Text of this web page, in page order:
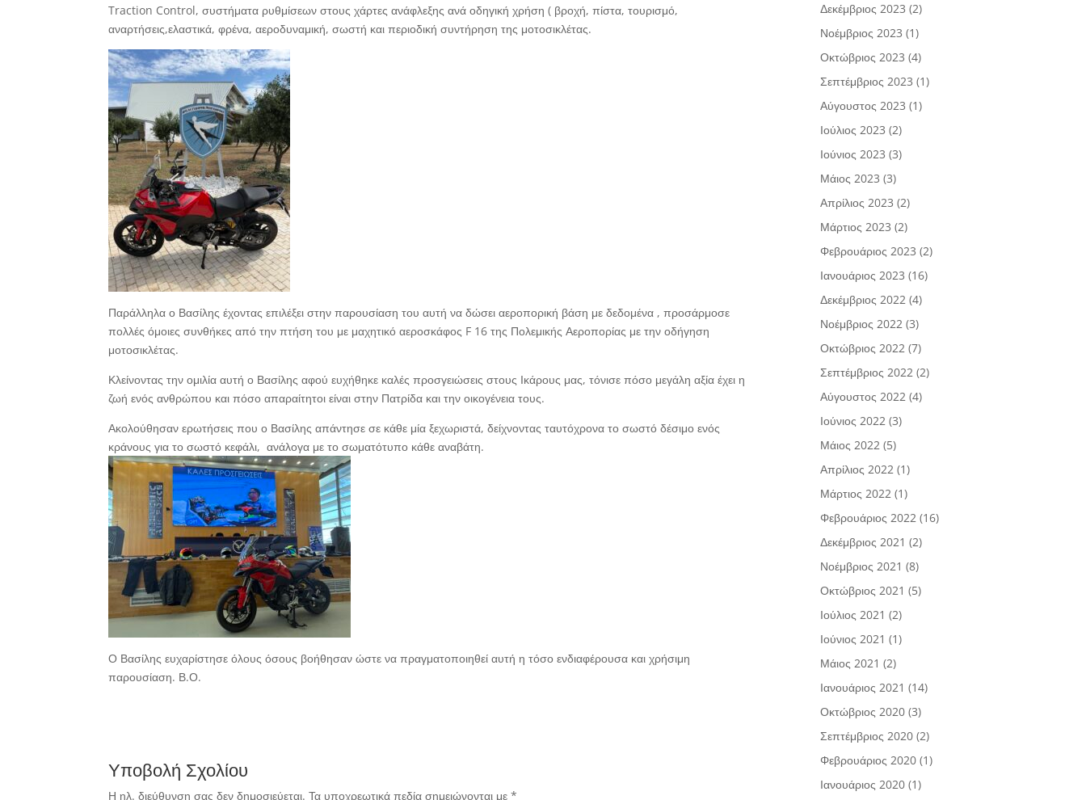
Traction Control, συστήματα ρυθμίσεων στους χάρτες ανάφλεξης ανά οδηγική χρήση ( βροχή, πίστα, τουρισμό,
αναρτήσεις,ελαστικά, φρένα, αεροδυναμική, σωστή και περιοδική συντήρηση της μοτοσικλέτας.
Παράλληλα ο Βασίλης έχοντας επιλέξει στην παρουσίαση του αυτή να δώσει αεροπορική βάση με δεδομένα , προσάρμοσε
πολλές όμοιες συνθήκες από την πτήση του με μαχητικό αεροσκάφος F 16 της Πολεμικής Αεροπορίας με την οδήγηση
μοτοσικλέτας.
Κλείνοντας την ομιλία αυτή ο Βασίλης αφού ευχήθηκε καλές προσγειώσεις στους Ικάρους μας, τόνισε πόσο μεγάλη αξία έχει η
ζωή ενός ανθρώπου και πόσο απαραίτητοι είναι στην Πατρίδα και την οικογένεια τους.
Ακολούθησαν ερωτήσεις που ο Βασίλης απάντησε σε κάθε μία ξεχωριστά, δείχνοντας ταυτόχρονα το σωστό δέσιμο ενός
κράνους για το σωστό κεφάλι, ανάλογα με το σωματότυπο κάθε αναβάτη.
Ο Βασίλης ευχαρίστησε όλους όσους βοήθησαν ώστε να πραγματοποιηθεί αυτή η τόσο ενδιαφέρουσα και χρήσιμη
παρουσίαση. Β.Ο.
Υποβολή Σχολίου
Η ηλ. διεύθυνση σας δεν δημοσιεύεται. Τα υποχρεωτικά πεδία σημειώνονται με*
Δεκέμβριος 2023 (2)
Νοέμβριος 2023 (1)
Οκτώβριος 2023 (4)
Σεπτέμβριος 2023 (1)
Αύγουστος 2023 (1)
Ιούλιος 2023 (2)
Ιούνιος 2023 (3)
Μάιος 2023 (3)
Απρίλιος 2023 (2)
Μάρτιος 2023 (2)
Φεβρουάριος 2023 (2)
Ιανουάριος 2023 (16)
Δεκέμβριος 2022 (4)
Νοέμβριος 2022 (3)
Οκτώβριος 2022 (7)
Σεπτέμβριος 2022 (2)
Αύγουστος 2022 (4)
Ιούνιος 2022 (3)
Μάιος 2022 (5)
Απρίλιος 2022 (1)
Μάρτιος 2022 (1)
Φεβρουάριος 2022 (16)
Δεκέμβριος 2021 (2)
Νοέμβριος 2021 (8)
Οκτώβριος 2021 (5)
Ιούλιος 2021 (2)
Ιούνιος 2021 (1)
Μάιος 2021 (2)
Ιανουάριος 2021 (14)
Οκτώβριος 2020 (3)
Σεπτέμβριος 2020 (2)
Φεβρουάριος 2020 (1)
Ιανουάριος 2020 (1)